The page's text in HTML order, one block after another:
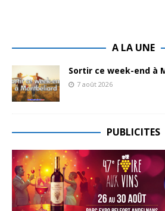
A LA UNE
Sortir ce week-end à
7 août 2026
PUBLICITES